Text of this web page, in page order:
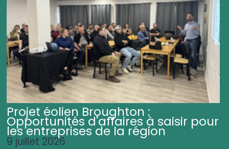
Projet éolien Broughton :
Opportunités d'affaires à saisir pour
les entreprises de la région
9 juillet 2026